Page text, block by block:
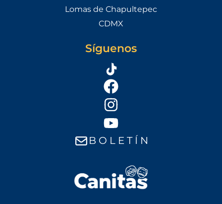
Lomas de Chapultepec
CDMX
Síguenos
B O L E T Í N